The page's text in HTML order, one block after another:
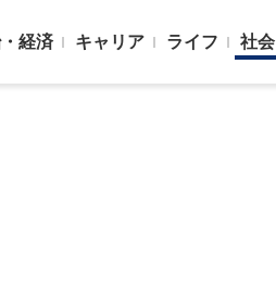
経済 キャリア ライフ 社会